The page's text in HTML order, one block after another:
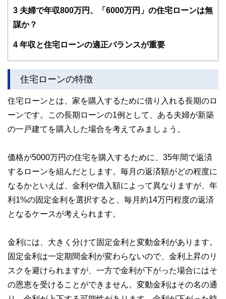
関わることで、読者目線のコンテンツを追求しています。
ドバイザー、DCプランナー、公認会計士、社会保険労務
士、行政書士、投資アナリスト、キャリアコンサルタントな
をわかりやすく発信している点です。
執筆者・監修者による執筆体制を築くことで、内容のわかり
やすさはもちろんのこと、読み応えのあるコンテンツと確か
3 夫婦で年収800万円、「6000万円」の住宅ローンは無
謀か？
4 年収と住宅ローンの適正バランスが重要
住宅ローンの特徴
住宅ローンとは、家を購入するために借り入れる長期のロ
ーンです。この長期ローンの1例として、ある夫婦が新築
の一戸建てを購入した場合を考えてみましょう。
価格が5000万円の住宅を購入するために、35年間で返済
するローンを組んだとします。毎月の返済額がどの程度に
なるかといえば、金利や借入額によって異なりますが、年
利1%の固定金利を選択すると、毎月約14万円程度の返済
となるケースが考えられます。
金利には、大きく分けて固定金利と変動金利があります。
固定金利は一定期間金利が変わらないので、金利上昇のリ
スクを避けられますが、一方で金利が下がった場合にはそ
の恩恵を受けることができません。変動金利はその名の通